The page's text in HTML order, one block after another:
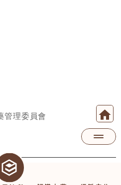
管理委員會
Copyright 2026© All rights
00531876 稅籍編號：A100320069